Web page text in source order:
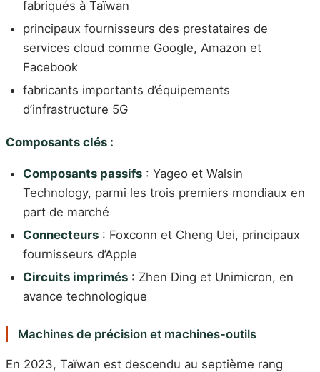
fabriqués à Taïwan
principaux fournisseurs des prestataires de
services cloud comme Google, Amazon et
Facebook
fabricants importants d’équipements
d’infrastructure 5G
Composants clés :
Composants passifs : Yageo et Walsin
Technology, parmi les trois premiers mondiaux en
part de marché
Connecteurs : Foxconn et Cheng Uei, principaux
fournisseurs d’Apple
Circuits imprimés : Zhen Ding et Unimicron, en
avance technologique
Machines de précision et machines-outils
En 2023, Taïwan est descendu au septième rang